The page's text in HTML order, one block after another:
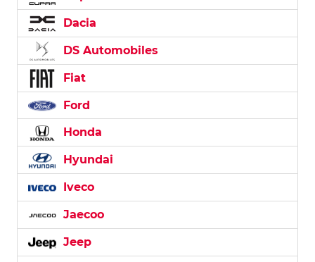
Dacia
DS Automobiles
Fiat
Ford
Honda
Hyundai
Iveco
Jaecoo
Jeep